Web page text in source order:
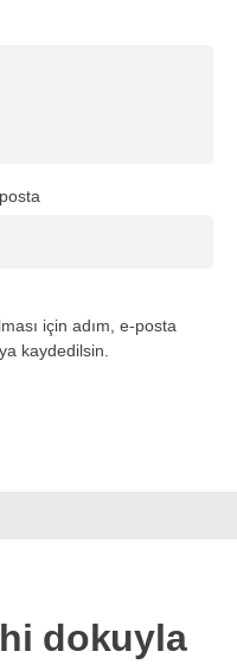
için adım, e-posta
kaydedilsin.
dokuyla